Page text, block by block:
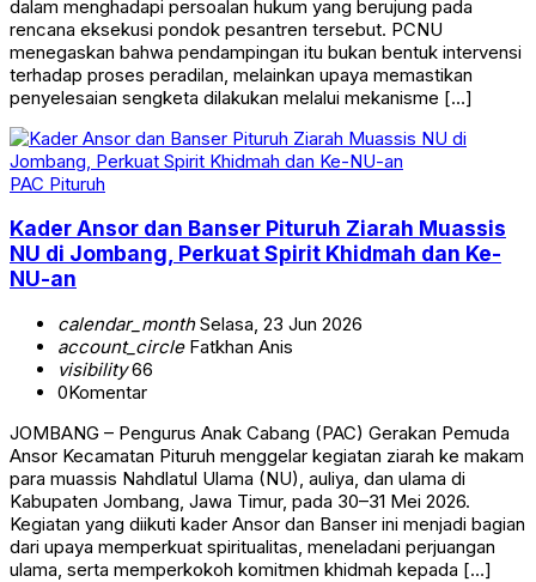
dalam menghadapi persoalan hukum yang berujung pada
rencana eksekusi pondok pesantren tersebut. PCNU
menegaskan bahwa pendampingan itu bukan bentuk intervensi
terhadap proses peradilan, melainkan upaya memastikan
penyelesaian sengketa dilakukan melalui mekanisme […]
PAC Pituruh
Kader Ansor dan Banser Pituruh Ziarah Muassis
NU di Jombang, Perkuat Spirit Khidmah dan Ke-
NU-an
calendar_monthSelasa, 23 Jun 2026
account_circleFatkhan Anis
visibility66
0Komentar
JOMBANG – Pengurus Anak Cabang (PAC) Gerakan Pemuda
Ansor Kecamatan Pituruh menggelar kegiatan ziarah ke makam
para muassis Nahdlatul Ulama (NU), auliya, dan ulama di
Kabupaten Jombang, Jawa Timur, pada 30–31 Mei 2026.
Kegiatan yang diikuti kader Ansor dan Banser ini menjadi bagian
dari upaya memperkuat spiritualitas, meneladani perjuangan
ulama, serta memperkokoh komitmen khidmah kepada […]